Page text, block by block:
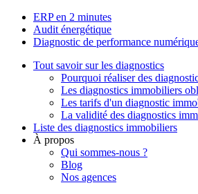
ERP en 2 minutes
Audit énergétique
Diagnostic de performance
Tout savoir sur les diagnostics
Pourquoi réaliser des
Les diagnostics immobiliers
Les tarifs d'un diagnostic
La validité des diagnostics
Liste des diagnostics immobiliers
À propos
Qui sommes-nous ?
Blog
Nos agences